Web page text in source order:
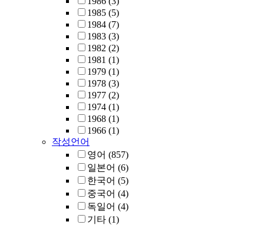
1985 (5)
1984 (7)
1983 (3)
1982 (2)
1981 (1)
1979 (1)
1978 (3)
1977 (2)
1974 (1)
1968 (1)
1966 (1)
작성언어
영어 (857)
일본어 (6)
한국어 (5)
중국어 (4)
독일어 (4)
기타 (1)